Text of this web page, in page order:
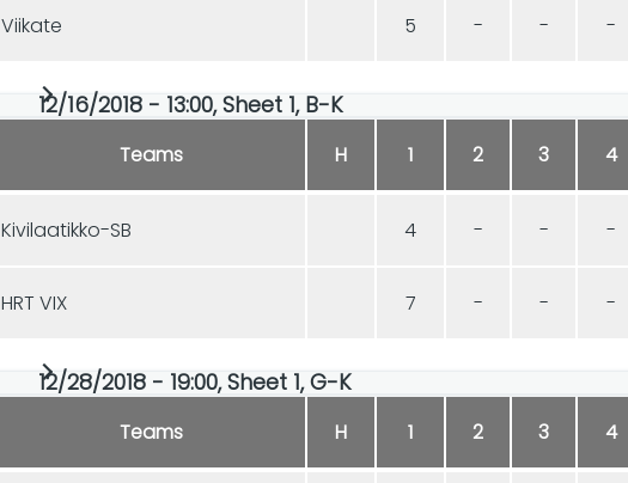
Viikate 5 - - -
12/16/2018 - 13:00, Sheet 1, B-K
Teams H 1 2 3 4
Kivilaatikko-SB 4 - - -
HRT VIX 7 - - -
12/28/2018 - 19:00, Sheet 1, G-K
Teams H 1 2 3 4